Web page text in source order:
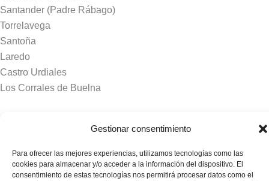
Gestionar consentimiento
Para ofrecer las mejores experiencias, utilizamos tecnologías como las
cookies para almacenar y/o acceder a la información del dispositivo. El
consentimiento de estas tecnologías nos permitirá procesar datos como el
Santander (Padre Rábago)
Torrelavega
Santoña
Laredo
Castro Urdiales
Los Corrales de Buelna
Tanatorios y crematorios
Sierrallana
Real Valle de Cayón